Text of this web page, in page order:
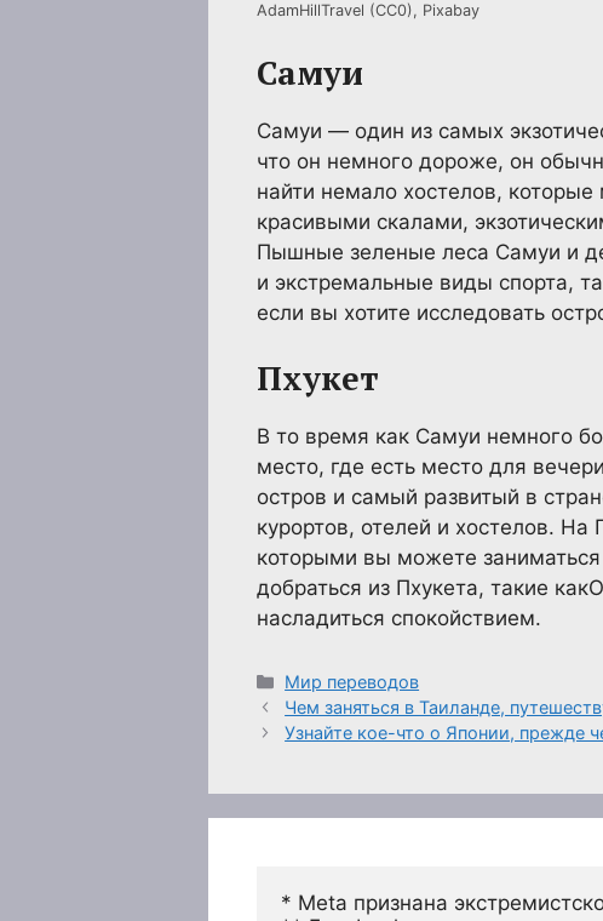
AdamHillTravel (CC0), Pixabay
Самуи
Самуи — один из самых
что он немного дороже, он
найти немало хостелов,
красивыми скалами,
Пышные зеленые леса Самуи и
и экстремальные виды спорта,
если вы хотите исследовать
Пхукет
В то время как Самуи немного
место, где есть место для
остров и самый развитый в
курортов, отелей и хостелов.
которыми вы можете
добраться из Пхукета, такие
насладиться спокойствием.
Рубрики
Мир переводов
Чем заняться в Таиланде,
Узнайте кое-что о Японии, прежде
* Meta признана